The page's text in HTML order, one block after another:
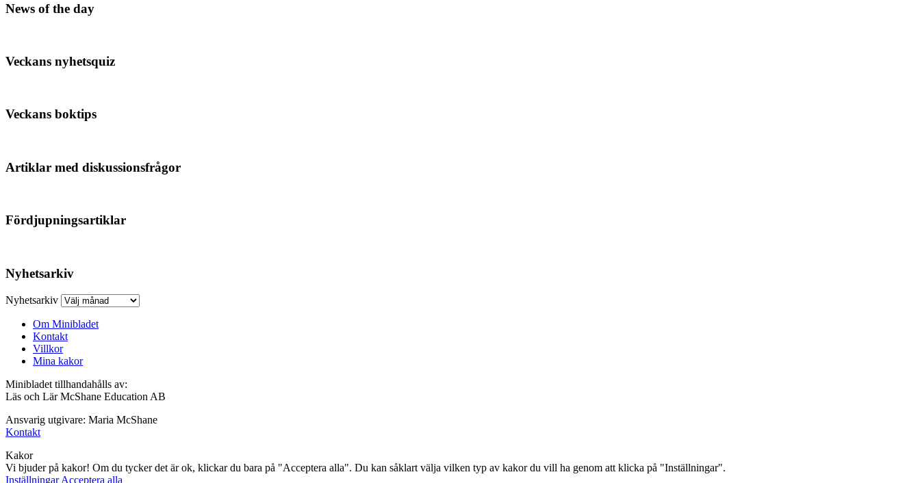
News of the day
Veckans nyhetsquiz
Veckans boktips
Artiklar med diskussionsfrågor
Fördjupningsartiklar
Nyhetsarkiv
Nyhetsarkiv
Om Minibladet
Kontakt
Villkor
Mina kakor
Minibladet tillhandahålls av:
Läs och Lär McShane Education AB
Ansvarig utgivare: Maria McShane
Kontakt
Kakor
Vi bjuder på kakor! Om du tycker det är ok, klickar du bara på "Acceptera alla". Du kan såklart välja vilken typ av kakor du vill ha genom att klicka på "Inställningar".
InställningarAcceptera alla